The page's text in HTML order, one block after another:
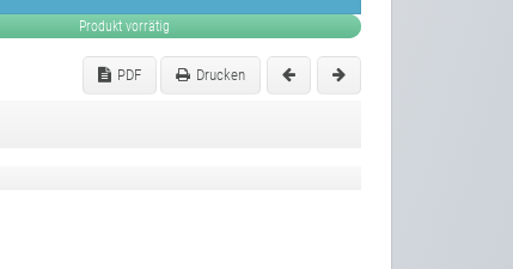
Produkt vorrätig
PDF Drucken